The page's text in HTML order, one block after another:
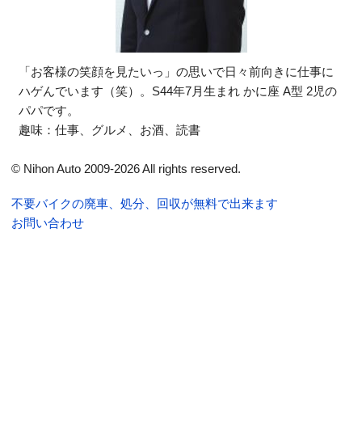
「お客様の笑顔を見たいっ」の思いで日々前向きに仕事に
ハゲんでいます（笑）。S44年7月生まれ かに座 A型 2児の
パパです。
趣味：仕事、グルメ、お酒、読書
© Nihon Auto 2009-2026 All rights reserved.
不要バイクの廃車、処分、回収が無料で出来ます
お問い合わせ